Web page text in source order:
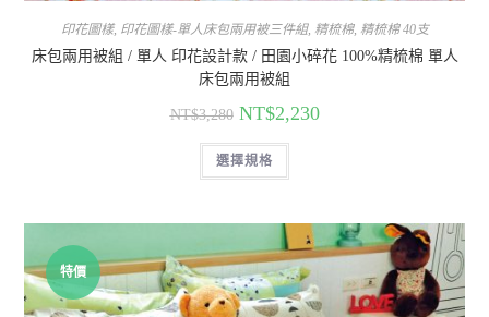
印花圖樣, 印花圖樣-單人床包兩用被三件組, 精梳棉, 精梳棉 40支
床包兩用被組 / 單人 印花設計款 / 田園小碎花 100%精梳棉 單人
床包兩用被組
NT$3,280 NT$2,230
選擇規格
特價